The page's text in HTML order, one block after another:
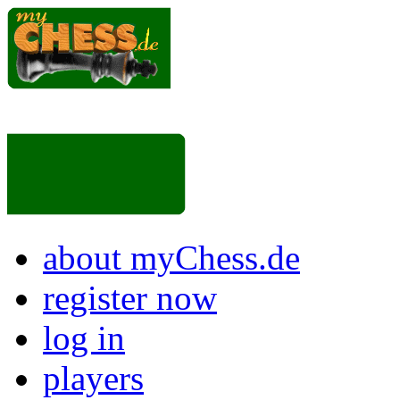
about myChess.de
register now
log in
players